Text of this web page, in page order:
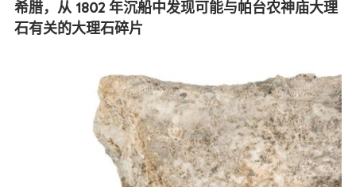
希腊，从 1802 年沉船中发现可能与帕台农神庙大理
石有关的大理石碎片